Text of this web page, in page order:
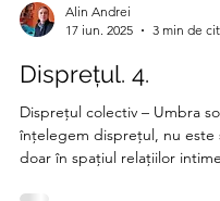
Alin Andrei
17 iun. 2025
3 min de
Disprețul. 4.
Disprețul colectiv – Umbra